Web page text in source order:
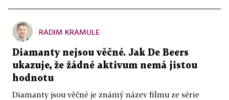
RADIM KRAMULE
Diamanty nejsou věčné. Jak De Beers
ukazuje, že žádné aktivum nemá jistou
hodnotu
Diamanty jsou věčné je známý název filmu ze série